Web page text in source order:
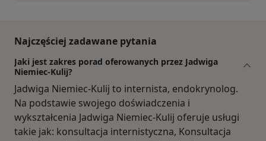
Najczęściej zadawane pytania
Jaki jest zakres porad oferowanych przez Jadwiga
Niemiec-Kulij?
Jadwiga Niemiec-Kulij to internista, endokrynolog.
Na podstawie swojego doświadczenia i
wykształcenia Jadwiga Niemiec-Kulij oferuje usługi
takie jak: konsultacja internistyczna, Konsultacja